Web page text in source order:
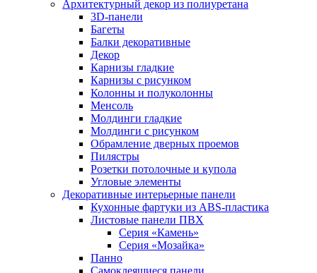
Архитектурный декор из полиуретана
3D-панели
Багеты
Балки декоративные
Декор
Карнизы гладкие
Карнизы с рисунком
Колонны и полуколонны
Менсоль
Молдинги гладкие
Молдинги с рисунком
Обрамление дверных проемов
Пилястры
Розетки потолочные и купола
Угловые элементы
Декоративные интерьерные панели
Кухонные фартуки из ABS-пластика
Листовые панели ПВХ
Серия «Камень»
Серия «Мозайка»
Панно
Самоклеящиеся панели